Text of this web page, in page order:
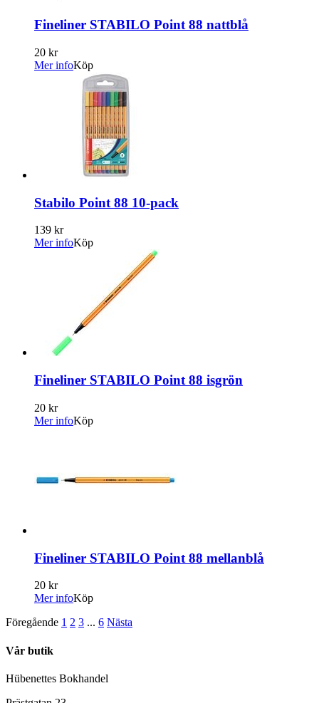
Fineliner STABILO Point 88 nattblå
20 kr
Mer infoKöp
Stabilo Point 88 10-pack
139 kr
Mer infoKöp
Fineliner STABILO Point 88 isgrön
20 kr
Mer infoKöp
Fineliner STABILO Point 88 mellanblå
20 kr
Mer infoKöp
Föregående 1 2 3 ... 6 Nästa
Vår butik
Hübenettes Bokhandel